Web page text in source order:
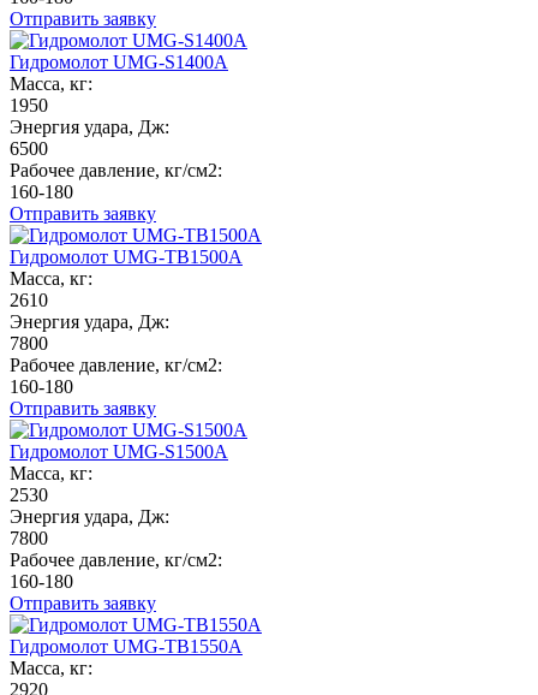
Отправить заявку
Гидромолот UMG-S1400A
Масса, кг:
1950
Энергия удара, Дж:
6500
Рабочее давление, кг/см2:
160-180
Отправить заявку
Гидромолот UMG-TB1500A
Масса, кг:
2610
Энергия удара, Дж:
7800
Рабочее давление, кг/см2:
160-180
Отправить заявку
Гидромолот UMG-S1500A
Масса, кг:
2530
Энергия удара, Дж:
7800
Рабочее давление, кг/см2:
160-180
Отправить заявку
Гидромолот UMG-TB1550A
Масса, кг:
2920